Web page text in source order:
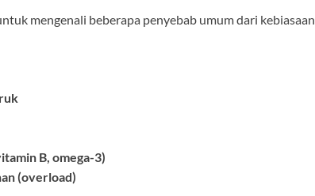
mengenali beberapa penyebab umum dari kebiasaan
B, omega-3)
(overload)